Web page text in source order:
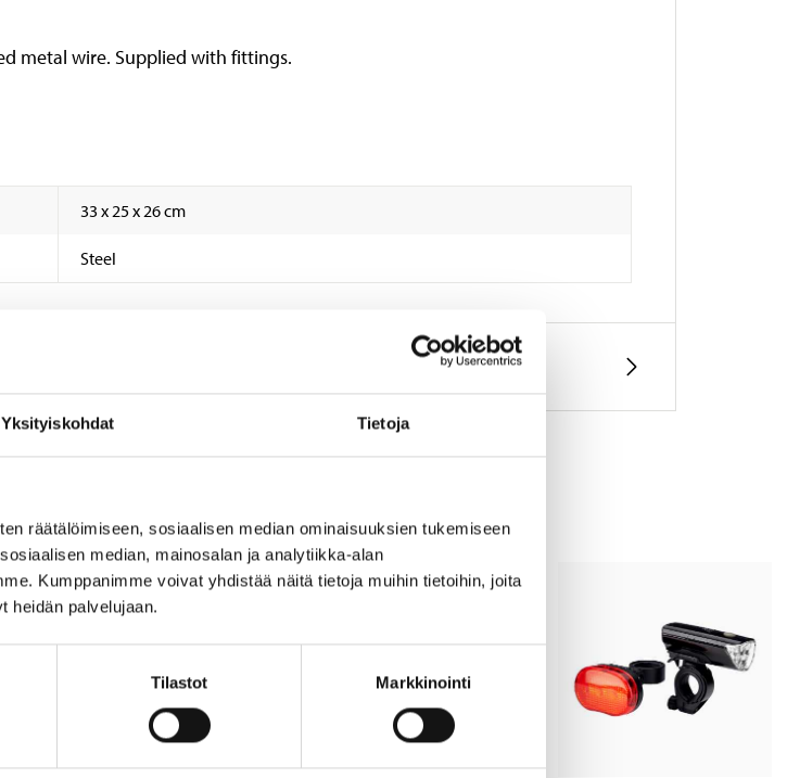
Yksityiskohdat Tietoja
räätälöimiseen, sosiaalisen median ominaisuuksien tukemiseen
median, mainosalan ja analytiikka-alan
Kumppanimme voivat yhdistää näitä tietoja muihin tietoihin, joita
heidän palvelujaan.
Tilastot Markkinointi
metal wire. Supplied with fittings.
33 x 25 x 26 cm
Steel